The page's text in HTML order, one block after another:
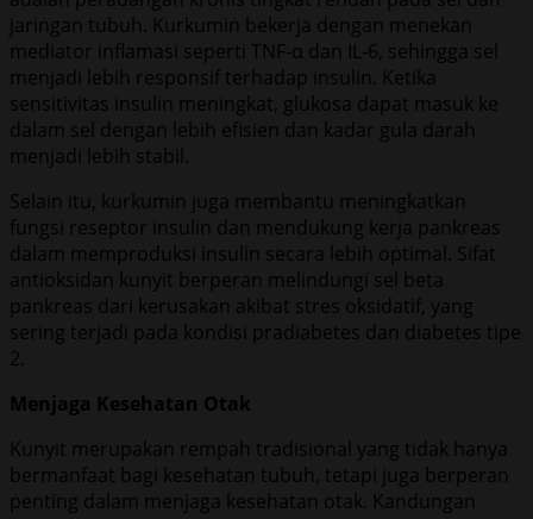
jaringan tubuh. Kurkumin bekerja dengan menekan
mediator inflamasi seperti TNF-α dan IL-6, sehingga sel
menjadi lebih responsif terhadap insulin. Ketika
sensitivitas insulin meningkat, glukosa dapat masuk ke
dalam sel dengan lebih efisien dan kadar gula darah
menjadi lebih stabil.
Selain itu, kurkumin juga membantu meningkatkan
fungsi reseptor insulin dan mendukung kerja pankreas
dalam memproduksi insulin secara lebih optimal. Sifat
antioksidan kunyit berperan melindungi sel beta
pankreas dari kerusakan akibat stres oksidatif, yang
sering terjadi pada kondisi pradiabetes dan diabetes tipe
2.
Menjaga Kesehatan Otak
Kunyit merupakan rempah tradisional yang tidak hanya
bermanfaat bagi kesehatan tubuh, tetapi juga berperan
penting dalam menjaga kesehatan otak. Kandungan